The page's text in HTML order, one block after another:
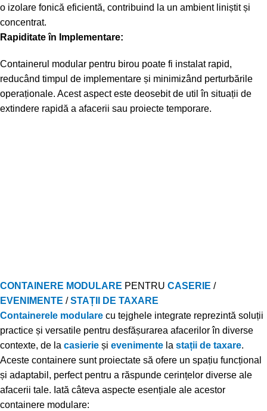
o izolare fonică eficientă, contribuind la un ambient liniștit și
concentrat.
Rapiditate în Implementare:
Containerul modular pentru birou poate fi instalat rapid,
reducând timpul de implementare și minimizând perturbările
operaționale. Acest aspect este deosebit de util în situații de
extindere rapidă a afacerii sau proiecte temporare.
CONTAINERE MODULARE PENTRU CASERIE /
EVENIMENTE /STAȚII DE TAXARE
Containerele modulare cu tejghele integrate reprezintă soluții
practice și versatile pentru desfășurarea afacerilor în diverse
contexte, de la casierie și evenimente la stații de taxare.
Aceste containere sunt proiectate să ofere un spațiu funcțional
și adaptabil, perfect pentru a răspunde cerințelor diverse ale
afacerii tale. Iată câteva aspecte esențiale ale acestor
containere modulare: